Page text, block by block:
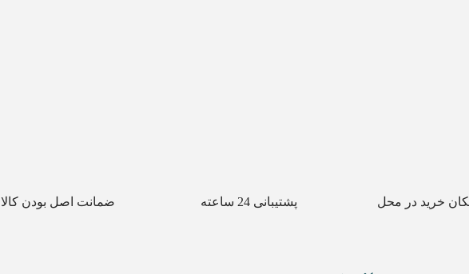
خرید در محل پشتیبانی 24 ساعته ضمانت اصل بودن کالا